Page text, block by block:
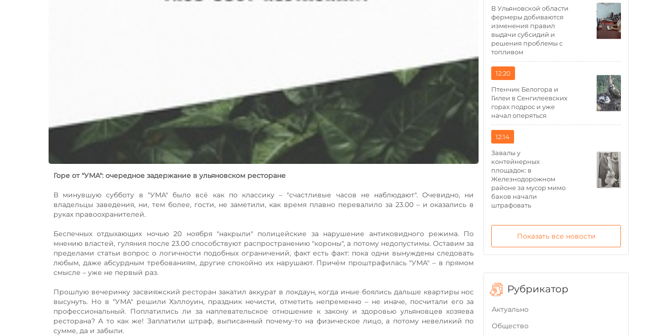
Горе от "УМА": очередное задержание в ульяновском ресторане
В минувшую субботу в "УМА" было всё как по классику – "счастливые часов не наблюдают". Очевидно, ни
владельцы заведения, ни, тем более, гости, не заметили, как время плавно перевалило за 23.00 – и оказались в
руках правоохранителей.
Беспечных отдыхающих ночью 20 ноября "накрыли" полицейские за нарушение антиковидного режима. По
мнению властей, гуляния после 23.00 способствуют распространению "короны", а потому недопустимы. Оставим за
пределами статьи вопрос о логичности подобных ограничений, факт есть факт: пока одни вынуждены следовать
любым, даже абсурдным требованиям, другие спокойно их нарушают. Причём проштрафилась "УМА" – в прямом
смысле – уже не первый раз.
Прошлую вечеринку засвияжский ресторан закатил аккурат в локдаун, когда иные боялись дальше квартиры нос
высунуть. Но в "УМА" решили Хэллоуин, праздник нечисти, отметить непременно – не иначе, посчитали его за
профессиональный. Поплатились ли за наплевательское отношение к закону и здоровью ульяновцев хозяева
ресторана? А то как же! Заплатили штраф, выписанный почему-то на физическое лицо, а потому невеликий по
сумме, да и забыли.
В Ульяновской области
фермеры добиваются
изменения правил
выдачи субсидий и
решения проблемы с
топливом
12:20
Птенчик Белогора и
Гилеи в Сенгилеевских
горах подрос и уже
начал оперяться
12:14
Завалы у
контейнерных
площадок: в
Железнодорожном
районе за мусор мимо
баков начали
штрафовать
Показать все новости
Рубрикатор
Актуально
Общество